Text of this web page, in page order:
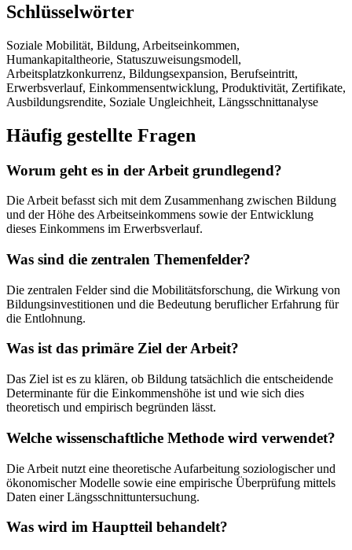
Schlüsselwörter
Soziale Mobilität, Bildung, Arbeitseinkommen,
Humankapitaltheorie, Statuszuweisungsmodell,
Arbeitsplatzkonkurrenz, Bildungsexpansion, Berufseintritt,
Erwerbsverlauf, Einkommensentwicklung, Produktivität, Zertifikate,
Ausbildungsrendite, Soziale Ungleichheit, Längsschnittanalyse
Häufig gestellte Fragen
Worum geht es in der Arbeit grundlegend?
Die Arbeit befasst sich mit dem Zusammenhang zwischen Bildung
und der Höhe des Arbeitseinkommens sowie der Entwicklung
dieses Einkommens im Erwerbsverlauf.
Was sind die zentralen Themenfelder?
Die zentralen Felder sind die Mobilitätsforschung, die Wirkung von
Bildungsinvestitionen und die Bedeutung beruflicher Erfahrung für
die Entlohnung.
Was ist das primäre Ziel der Arbeit?
Das Ziel ist es zu klären, ob Bildung tatsächlich die entscheidende
Determinante für die Einkommenshöhe ist und wie sich dies
theoretisch und empirisch begründen lässt.
Welche wissenschaftliche Methode wird verwendet?
Die Arbeit nutzt eine theoretische Aufarbeitung soziologischer und
ökonomischer Modelle sowie eine empirische Überprüfung mittels
Daten einer Längsschnittuntersuchung.
Was wird im Hauptteil behandelt?